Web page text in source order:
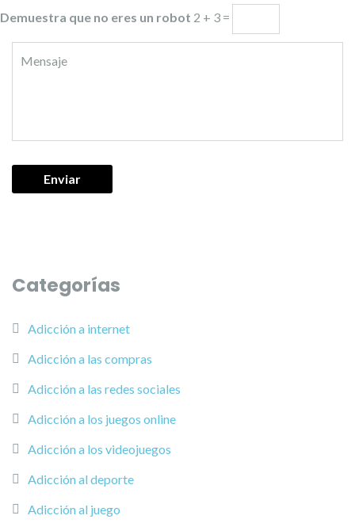
Demuestra que no eres un robot 2 + 3 =
Categorías
Adicción a internet
Adicción a las compras
Adicción a las redes sociales
Adicción a los juegos online
Adicción a los videojuegos
Adicción al deporte
Adicción al juego